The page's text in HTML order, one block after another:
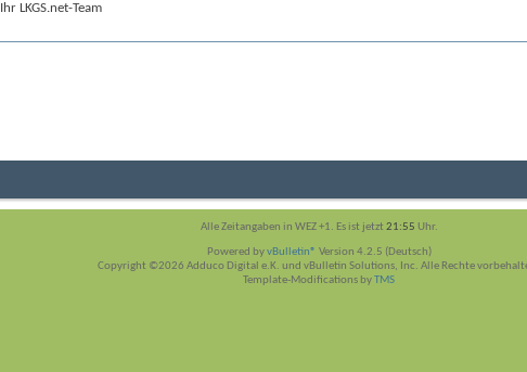
Ihr LKGS.net-Team
Alle Zeitangaben in WEZ +1. Es ist jetzt21:55 Uhr.
Powered byvBulletin® Version 4.2.5 (Deutsch)
Copyright ©2026 Adduco Digital e.K. und vBulletin Solutions, Inc. Alle Rechte
Template-Modifications byTMS